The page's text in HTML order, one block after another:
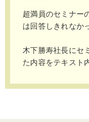
超満員のセミナー
は回答しきれなか
木下勝寿社長にセ
た内容をテキスト